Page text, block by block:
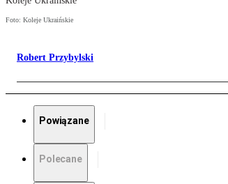
Foto: Koleje Ukraińskie
Robert Przybylski
Powiązane
Polecane